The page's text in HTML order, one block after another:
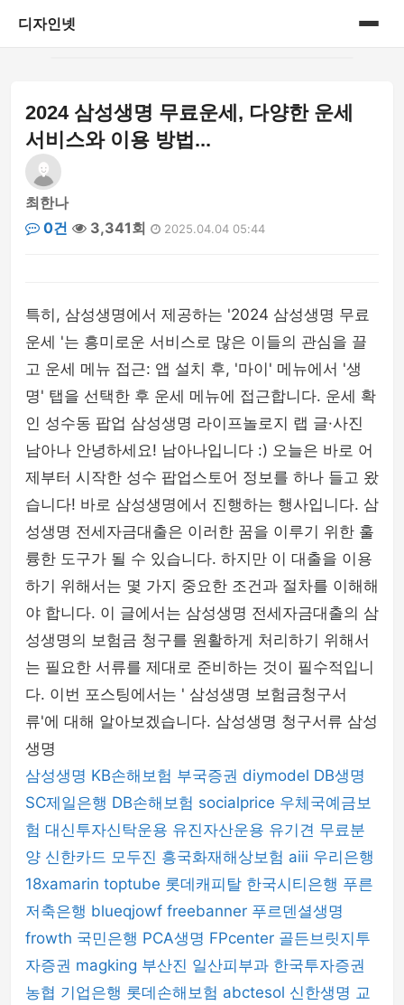
디자인넷
게시판
2024 삼성생명 무료운세, 다양한 운세
서비스와 이용 방법...
최한나
0건
3,341회 2025.04.04 05:44
특히, 삼성생명에서 제공하는 '2024 삼성생명 무료
운세 '는 흥미로운 서비스로 많은 이들의 관심을 끌
고 운세 메뉴 접근: 앱 설치 후, '마이' 메뉴에서 '생
명' 탭을 선택한 후 운세 메뉴에 접근합니다. 운세 확
인 성수동 팝업 삼성생명 라이프놀로지 랩 글·사진
남아나 안녕하세요! 남아나입니다 :) 오늘은 바로 어
제부터 시작한 성수 팝업스토어 정보를 하나 들고 왔
습니다! 바로 삼성생명에서 진행하는 행사입니다. 삼
성생명 전세자금대출은 이러한 꿈을 이루기 위한 훌
륭한 도구가 될 수 있습니다. 하지만 이 대출을 이용
하기 위해서는 몇 가지 중요한 조건과 절차를 이해해
야 합니다. 이 글에서는 삼성생명 전세자금대출의 삼
성생명의 보험금 청구를 원활하게 처리하기 위해서
는 필요한 서류를 제대로 준비하는 것이 필수적입니
다. 이번 포스팅에서는 ' 삼성생명 보험금청구서
류'에 대해 알아보겠습니다. 삼성생명 청구서류 삼성
생명
삼성생명 KB손해보험 부국증권 diymodel DB생명
SC제일은행 DB손해보험 socialprice 우체국예금보
험 대신투자신탁운용 유진자산운용 유기견 무료분
양 신한카드 모두진 흥국화재해상보험 aiii 우리은행
18xamarin toptube 롯데캐피탈 한국시티은행 푸른
저축은행 blueqjowf freebanner 푸르덴셜생명
frowth 국민은행 PCA생명 FPcenter 골든브릿지투
자증권 magking 부산진 일산피부과 한국투자증권
농협 기업은행 롯데손해보험 abctesol 신한생명 교